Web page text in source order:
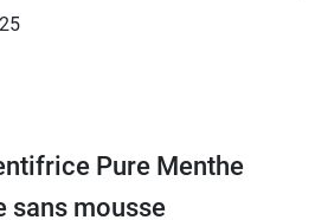
Lauryl Sulfate dont la
au quotidien. Il n'en reste
donc efficace à la fois contre
Pure Menthe
sans mousse